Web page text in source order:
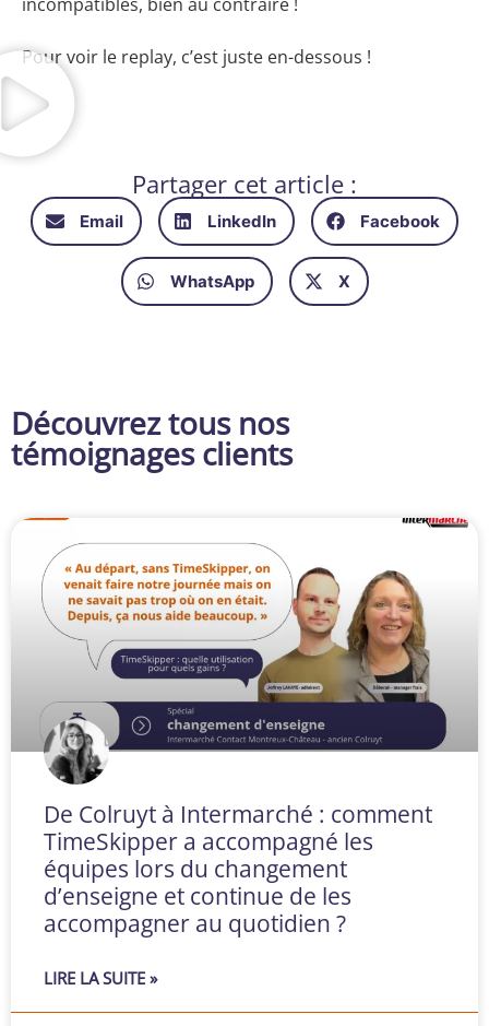
Pour voir le replay, c’est juste en-dessous !
Partager cet article :
Email LinkedIn Facebook
WhatsApp X
Découvrez tous nos
témoignages clients
De Colruyt à Intermarché : comment
TimeSkipper a accompagné les
équipes lors du changement
d’enseigne et continue de les
accompagner au quotidien ?
LIRE LA SUITE »